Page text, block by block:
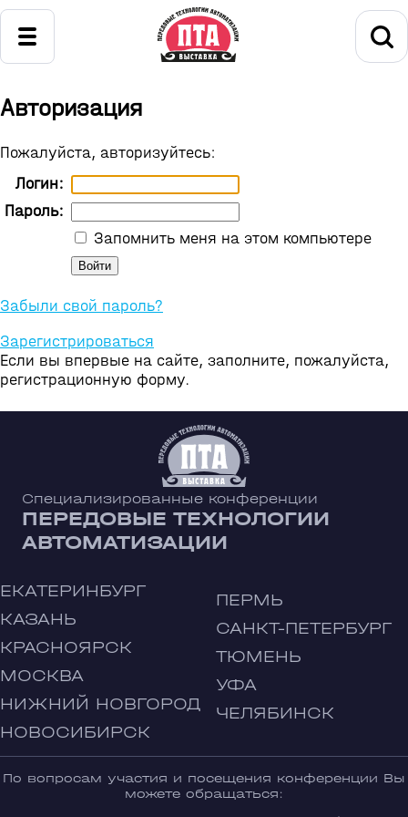
Авторизация
Пожалуйста, авторизуйтесь:
Логин:
Пароль:
Запомнить меня на этом компьютере
Забыли свой пароль?
Зарегистрироваться
Если вы впервые на сайте, заполните, пожалуйста,
регистрационную форму.
Специализированные конференции
ПЕРЕДОВЫЕ ТЕХНОЛОГИИ
АВТОМАТИЗАЦИИ
ЕКАТЕРИНБУРГ
КАЗАНЬ
КРАСНОЯРСК
МОСКВА
НИЖНИЙ НОВГОРОД
НОВОСИБИРСК
ПЕРМЬ
САНКТ-ПЕТЕРБУРГ
ТЮМЕНЬ
УФА
ЧЕЛЯБИНСК
По вопросам участия и посещения конференции Вы
можете обращаться: